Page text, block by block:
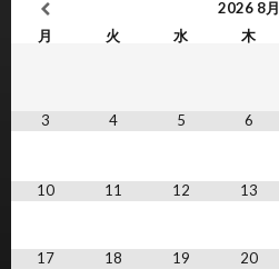
2026 8月
月
火 水 木
3 4 5 6
10 11 12 13
17 18 19 20